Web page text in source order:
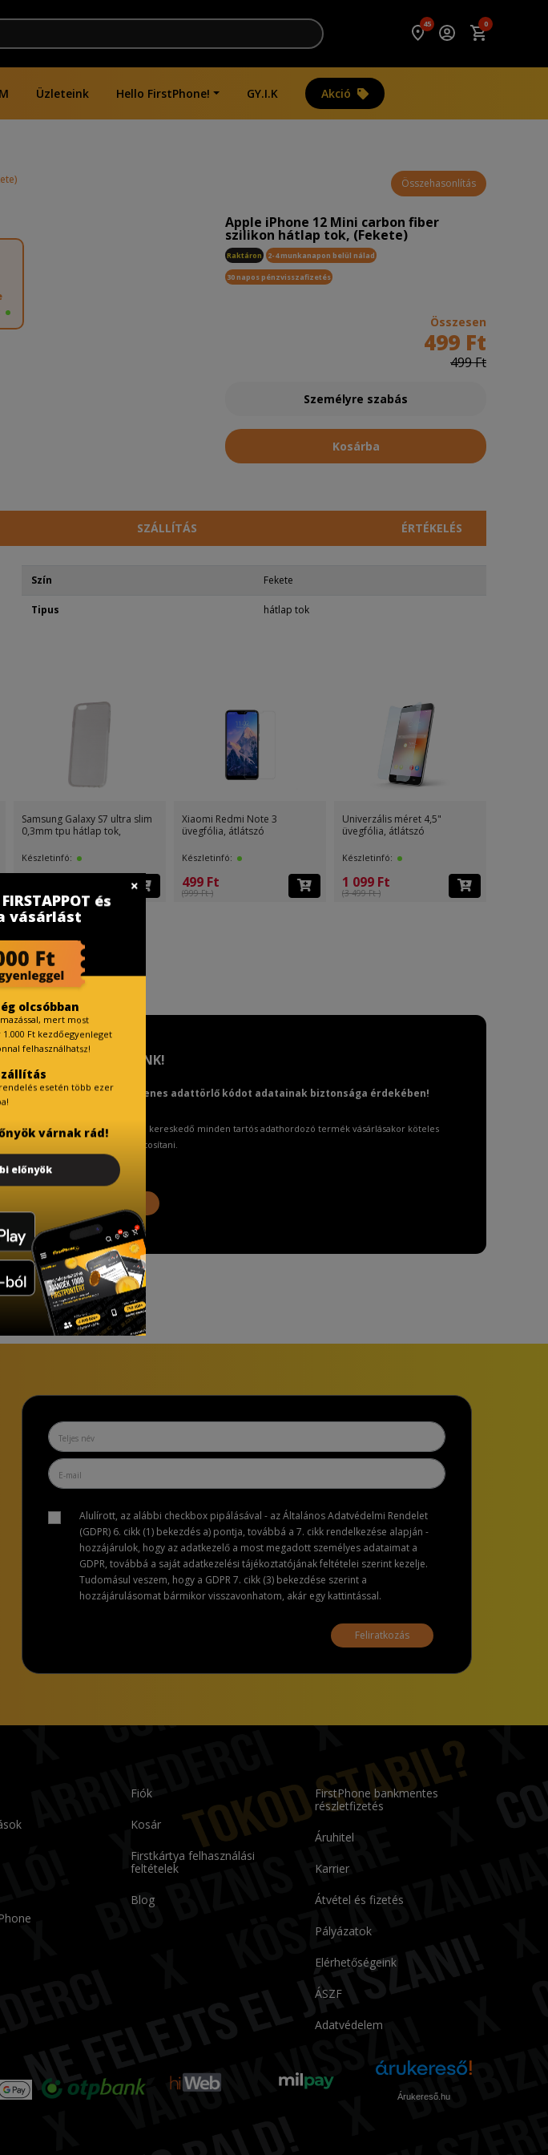
45 0
Üzleteink Hello FirstPhone! GY.I.K Akció
Összehasonlítás
Apple iPhone 12 Mini carbon fiber
szilikon hátlap tok, (Fekete)
Raktáron 2-4 munkanapon belül nálad
30 napos pénzvisszafizetés
Összesen
499 Ft
499 Ft
Személyre szabás
Kosárba
SZÁLLÍTÁS ÉRTÉKELÉS
Szín Fekete
Tipus hátlap tok
Samsung Galaxy S7 ultra slim
0,3mm tpu hátlap tok,
Készletinfó:
Xiaomi Redmi Note 3
üvegfólia, átlátszó
Készletinfó:
499 Ft
(999 Ft )
Univerzális méret 4,5"
üvegfólia, átlátszó
Készletinfó:
1 099 Ft
(3 499 Ft )
TISZTELT VÁSÁRLÓNK!
Fizetésnél kérje az ingyenes adattörlő kódot adatainak biztonsága érdekében!
A Kormány döntése alapján a kereskedő minden tartós adathordozó termék vásárlásakor köteles
ingyenes adattörlő kódot biztosítani.
Alulírott, az alábbi checkbox pipálásával - az Általános Adatvédelmi Rendelet
(GDPR) 6. cikk (1) bekezdés a) pontja, továbbá a 7. cikk rendelkezése alapján -
hozzájárulok, hogy az adatkezelő a most megadott személyes adataimat a
GDPR, továbbá a saját adatkezelési tájékoztatójának feltételei szerint kezelje.
Tudomásul veszem, hogy a GDPR 7. cikk (3) bekezdése szerint a
hozzájárulásomat bármikor visszavonhatom, akár egy kattintással.
Feliratkozás
Fiók
Kosár
Firstkártya felhasználási
feltételek
Blog
FirstPhone bankmentes
részletfizetés
Áruhitel
Karrier
Átvétel és fizetés
Pályázatok
Elérhetőségeink
ÁSZF
Adatvédelem
Árukereső.hu
és
vásárlást
olcsóbban
mert most
Ft kezdőegyenleget
felhasználhatsz!
esetén több ezer
várnak rád!
előnyök